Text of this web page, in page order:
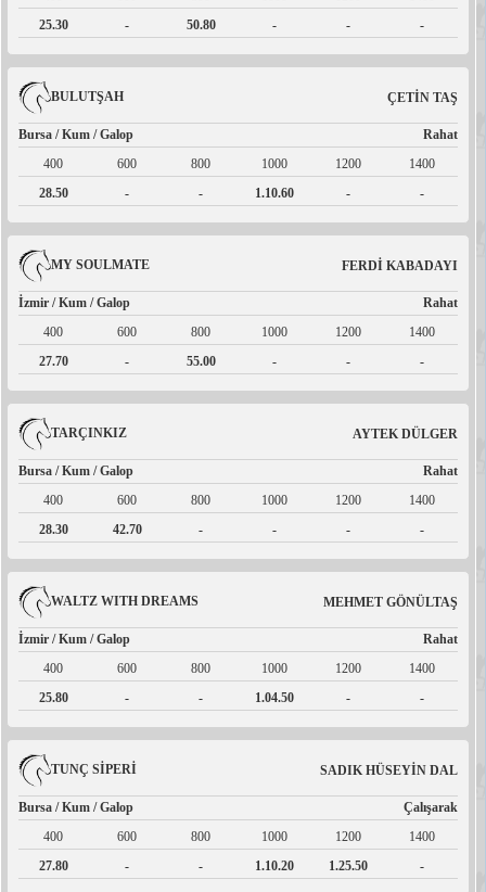
25.30
- 50.80 - - -
BULUTŞAH ÇETİN TAŞ
Bursa / Kum / Galop
Rahat
400
600 800 1000 1200
1400
28.50
- - 1.10.60 - -
MY SOULMATE FERDİ KABADAYI
İzmir / Kum / Galop
Rahat
400
600 800 1000 1200
1400
27.70
- 55.00 - - -
TARÇINKIZ AYTEK DÜLGER
Bursa / Kum / Galop
Rahat
400
600 800 1000 1200
1400
28.30
42.70 - - - -
WALTZ WITH DREAMS MEHMET GÖNÜLTAŞ
İzmir / Kum / Galop
Rahat
400
600 800 1000 1200
1400
25.80
- - 1.04.50 - -
TUNÇ SİPERİ SADIK HÜSEYİN DAL
Bursa / Kum / Galop
Çalışarak
400
600 800 1000 1200
1400
27.80
- - 1.10.20 1.25.50 -